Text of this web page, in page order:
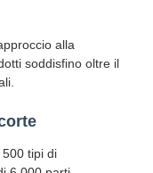
alla
soddisfino oltre il
tipi di